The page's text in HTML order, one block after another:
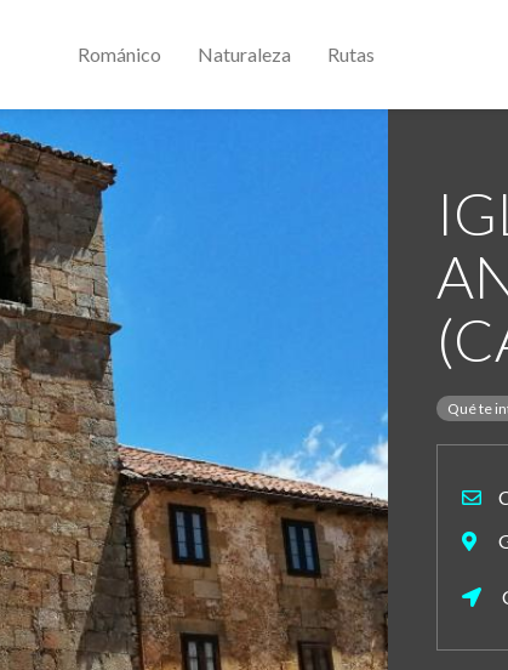
Románico Naturaleza Rutas
Qué te